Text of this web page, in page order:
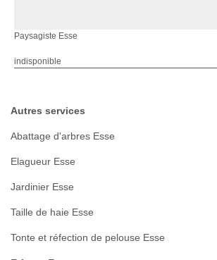
Paysagiste Esse
indisponible
Autres services
Abattage d'arbres Esse
Elagueur Esse
Jardinier Esse
Taille de haie Esse
Tonte et réfection de pelouse Esse